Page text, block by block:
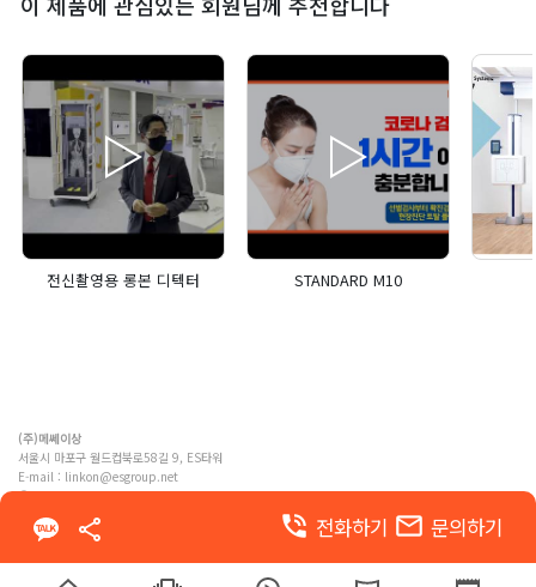
전신촬영용 롱본 디텍터 STANDARD M10
phone_in_talk 전화하기 email 문의하기
(주)메쎄이상
서울시 마포구 월드컵북로58길 9, ES타워
E-mail : linkon@esgroup.net
ⓒ MESSE ESANG. Co., Ltd. ALL RIGHTS RESERVED
이용약관